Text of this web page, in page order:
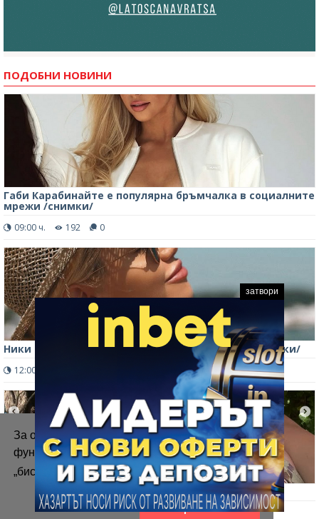
За осигуряване на правилното
функциониране на уебсайта ние използваме
„бисквитки“.
Повече информация
Приемам
ПОДОБНИ НОВИНИ
Габи Карабинайте е популярна бръмчалка в социалните
мрежи /снимки/
09:00 ч. 192 0
Ники Пенчев натяга Рая Пакова край басейн /снимки/
12:00 ч.
Сара Тена има цици като любеници /снимки/
09:00 ч. 564 0
затвори